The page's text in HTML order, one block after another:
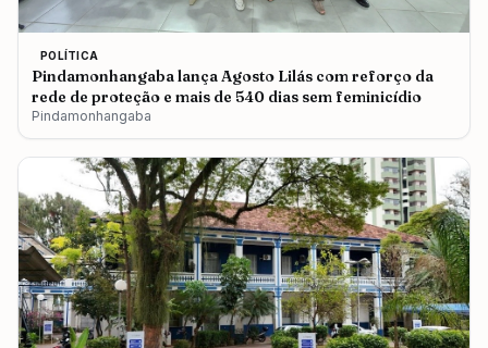
POLÍTICA
Pindamonhangaba lança Agosto Lilás com reforço da
rede de proteção e mais de 540 dias sem feminicídio
Pindamonhangaba